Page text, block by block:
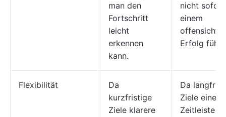
man den
Fortschritt
leicht
erkennen
kann.
nicht
einem
Erfolg
Flexibilität
Da
kurzfristige
Ziele klarere
Da
Ziele eine
Zeitleiste